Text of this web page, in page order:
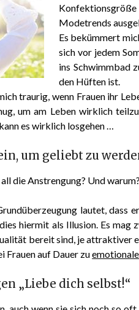
Konfektionsgröße
Modetrends
Es bekümmert
sich vor jedem
ins Schwimmbad
den Hüften ist.
traurig, wenn Frauen ihr
um am Leben wirklich
es wirklich losgehen …
um geliebt zu
die Anstrengung? Und warum?
lautet, dass
hiermit als Illusion. Es mag
bereit sind, je attraktiver
Frauen auf Dauer zu
„Liebe dich selbst!“